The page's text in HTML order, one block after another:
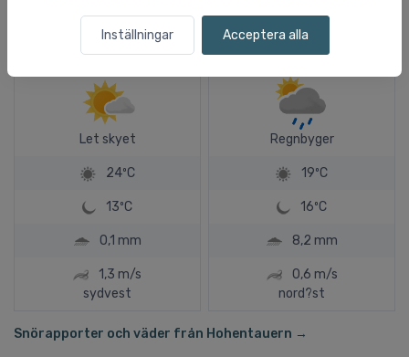
Inställningar Acceptera alla
S?ndag
Let skyet
24ºC
13ºC
0,1 mm
1,3 m/s
sydvest
Regnbyger
19ºC
16ºC
8,2 mm
0,6 m/s
nord?st
Snörapporter och väder från Hohentauern →